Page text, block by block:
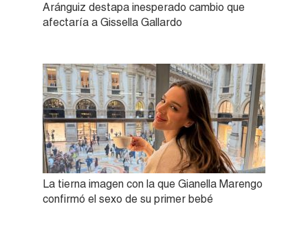
Aránguiz destapa inesperado cambio que
afectaría a Gissella Gallardo
La tierna imagen con la que Gianella Marengo
confirmó el sexo de su primer bebé